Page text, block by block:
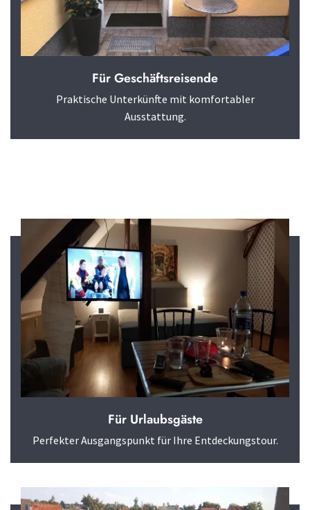
Für Geschäftsreisende
Praktische Unterkünfte mit komfortabler
Ausstattung.
Für Urlaubsgäste
Perfekter Ausgangspunkt für Ihre Entdeckungstour.